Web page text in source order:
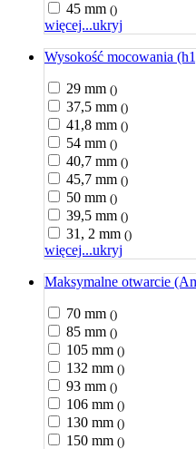
45 mm ()
więcej...ukryj
Wysokość mocowania
29 mm ()
37,5 mm ()
41,8 mm ()
54 mm ()
40,7 mm ()
45,7 mm ()
50 mm ()
39,5 mm ()
31, 2 mm ()
więcej...ukryj
Maksymalne otwarcie
70 mm ()
85 mm ()
105 mm ()
132 mm ()
93 mm ()
106 mm ()
130 mm ()
150 mm ()